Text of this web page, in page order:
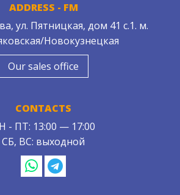
ADDRESS - FM
ул. Пятницкая, дом 41 с.1. м.
Новокузнецкая
Our sales office
CONTACTS
- ПТ: 13:00 — 17:00
СБ, ВС: выходной